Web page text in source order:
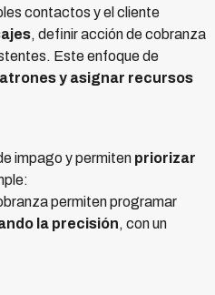
contactos y el cliente
, definir acción de cobranza
Este enfoque de
y asignar recursos
impago y permiten priorizar
permiten programar
la precisión, con un